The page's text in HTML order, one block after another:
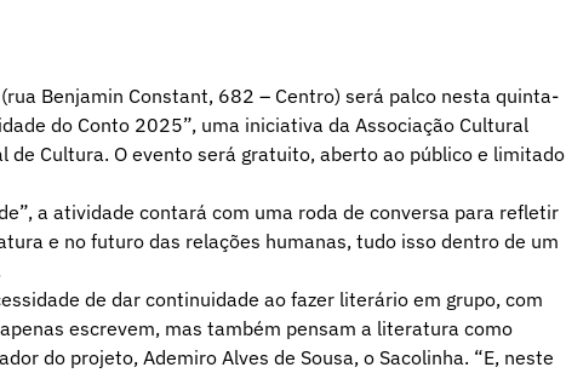
Benjamin Constant, 682 – Centro) será palco nesta quinta-
do Conto 2025”, uma iniciativa da Associação Cultural
Cultura. O evento será gratuito, aberto ao público e limitado
a atividade contará com uma roda de conversa para refletir
e no futuro das relações humanas, tudo isso dentro de um
de dar continuidade ao fazer literário em grupo, com
escrevem, mas também pensam a literatura como
do projeto, Ademiro Alves de Sousa, o Sacolinha. “E, neste